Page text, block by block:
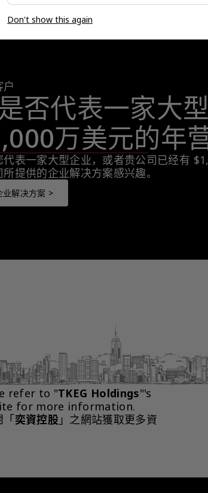
否代表一家大
万美元的年
代表一家大型企业，或者贵公司已经有
提供的企业解决方案感兴趣。
业解决方案 >
Don't show this again
refer to "TKEG Holdings"'s
for more information.
「奕資控股 」之網站獲取更多資